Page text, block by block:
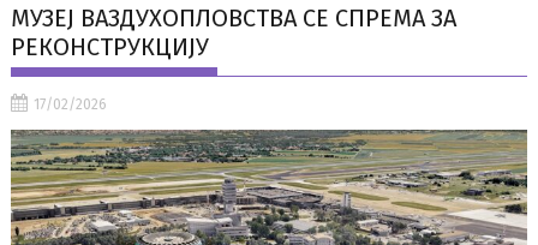
МУЗЕЈ ВАЗДУХОПЛОВСТВА СЕ СПРЕМА ЗА
РЕКОНСТРУКЦИЈУ
17/02/2026